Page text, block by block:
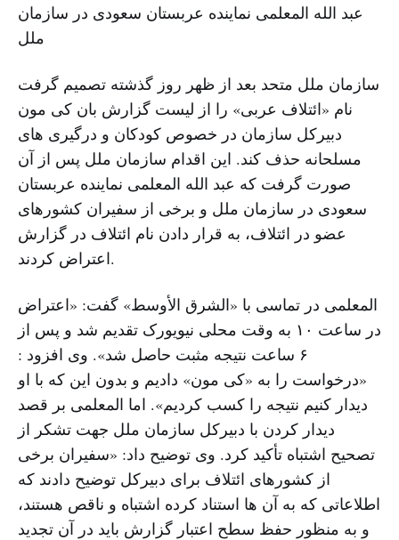
عبد الله المعلمی نماینده عربستان سعودی در سازمان
ملل
سازمان ملل متحد بعد از ظهر روز گذشته تصمیم گرفت
نام «ائتلاف عربی» را از لیست گزارش بان کی مون
دبیرکل سازمان در خصوص کودکان و درگیری های
مسلحانه حذف کند. این اقدام سازمان ملل پس از آن
صورت گرفت که عبد الله المعلمی نماینده عربستان
سعودی در سازمان ملل و برخی از سفیران کشورهای
عضو در ائتلاف، به قرار دادن نام ائتلاف در گزارش
اعتراض کردند.
المعلمی در تماسی با «الشرق الأوسط» گفت: «اعتراض
در ساعت ۱۰ به وقت محلی نیویورک تقدیم شد و پس از
۶ ساعت نتیجه مثبت حاصل شد». وی افزود :
«درخواست را به «کی مون» دادیم و بدون این که با او
دیدار کنیم نتیجه را کسب کردیم». اما المعلمی بر قصد
دیدار کردن با دبیرکل سازمان ملل جهت تشکر از
تصحیح اشتباه تأکید کرد. وی توضیح داد: «سفیران برخی
از کشورهای ائتلاف برای دبیرکل توضیح دادند که
اطلاعاتی که به آن ها استناد کرده اشتباه و ناقص هستند،
و به منظور حفظ سطح اعتبار گزارش باید در آن تجدید